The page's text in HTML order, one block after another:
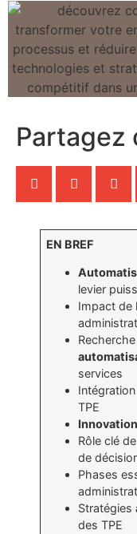
Partagez
EN BREF
levier
Impact de
services
Intégration
TPE
Innovation
Rôle clé de
de
Phases
Stratégies
des TPE